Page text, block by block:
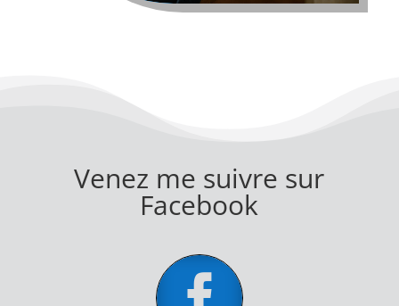
Venez me suivre sur
Facebook